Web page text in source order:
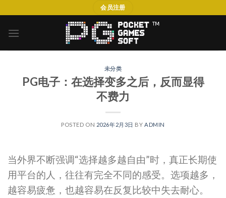
to
content
会员注册
未分类
PG电子：在选择变多之后，反而显得
不费力
POSTED ON 2026年2月3日 BY ADMIN
当外界不断强调“选择越多越自由”时，真正长期使
用平台的人，往往有完全不同的感受。选项越多，
越容易疲惫，也越容易在反复比较中失去耐心。